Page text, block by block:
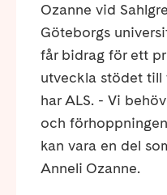
Ozanne vid
Göteborgs
får bidrag för ett
utveckla stödet till
har ALS. - Vi
och
kan vara en del
Anneli Ozanne.